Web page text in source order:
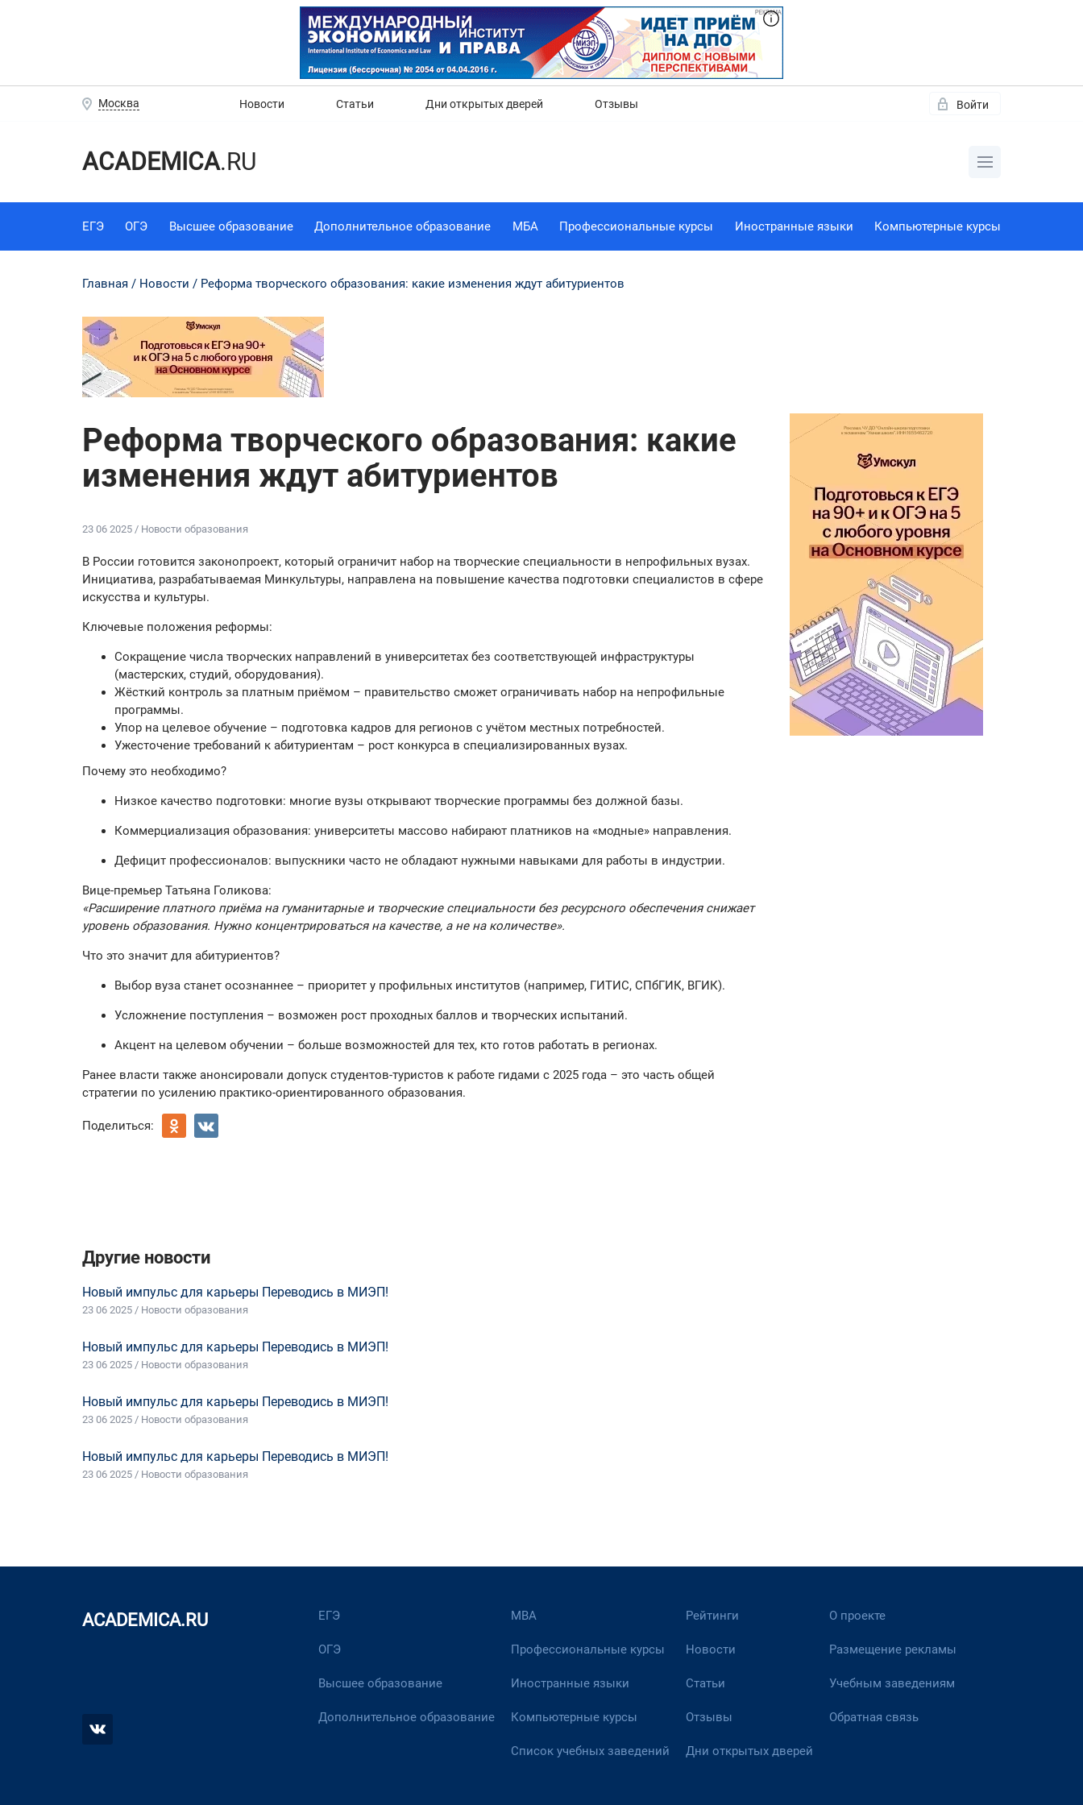
Москва Новости Статьи Дни открытых дверей Отзывы Войти
ACADEMICA.RU
ЕГЭ ОГЭ Высшее образование Дополнительное образование МБА Профессиональные курсы Иностранные языки Компьютерные курсы
Главная Новости Реформа творческого образования: какие изменения ждут абитуриентов
Реформа творческого образования: какие
изменения ждут абитуриентов
23 06 2025 / Новости образования
В России готовится законопроект, который ограничит набор на творческие специальности в непрофильных вузах.
Инициатива, разрабатываемая Минкультуры, направлена на повышение качества подготовки специалистов в сфере
искусства и культуры.
Ключевые положения реформы:
Сокращение числа творческих направлений в университетах без соответствующей инфраструктуры
(мастерских, студий, оборудования).
Жёсткий контроль за платным приёмом – правительство сможет ограничивать набор на непрофильные
программы.
Упор на целевое обучение – подготовка кадров для регионов с учётом местных потребностей.
Ужесточение требований к абитуриентам – рост конкурса в специализированных вузах.
Почему это необходимо?
Низкое качество подготовки: многие вузы открывают творческие программы без должной базы.
Коммерциализация образования: университеты массово набирают платников на «модные» направления.
Дефицит профессионалов: выпускники часто не обладают нужными навыками для работы в индустрии.
Вице-премьер Татьяна Голикова:
«Расширение платного приёма на гуманитарные и творческие специальности без ресурсного обеспечения снижает
уровень образования. Нужно концентрироваться на качестве, а не на количестве».
Что это значит для абитуриентов?
Выбор вуза станет осознаннее – приоритет у профильных институтов (например, ГИТИС, СПбГИК, ВГИК).
Усложнение поступления – возможен рост проходных баллов и творческих испытаний.
Акцент на целевом обучении – больше возможностей для тех, кто готов работать в регионах.
Ранее власти также анонсировали допуск студентов-туристов к работе гидами с 2025 года – это часть общей
стратегии по усилению практико-ориентированного образования.
Поделиться:
Другие новости
Новый импульс для карьеры Переводись в МИЭП!
23 06 2025 / Новости образования
Новый импульс для карьеры Переводись в МИЭП!
23 06 2025 / Новости образования
Новый импульс для карьеры Переводись в МИЭП!
23 06 2025 / Новости образования
Новый импульс для карьеры Переводись в МИЭП!
23 06 2025 / Новости образования
ACADEMICA.RU ЕГЭ
ОГЭ
Высшее образование
Дополнительное образование
МВА
Профессиональные курсы
Иностранные языки
Компьютерные курсы
Список учебных заведений
Рейтинги
Новости
Статьи
Отзывы
Дни открытых дверей
О проекте
Размещение рекламы
Учебным заведениям
Обратная связь
Нет